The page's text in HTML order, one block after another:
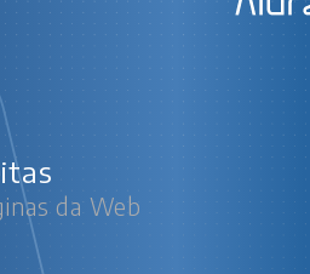
da Web
AULAS DO CURSO
páginas da Web
Introdução a CSS
Aprofundando no HTML
Construindo uma base sólida
Um pouquinho de posicionamento
Nem tudo é o que parece
Posicionamento mais a fundo